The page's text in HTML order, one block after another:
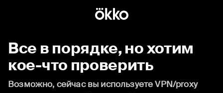
Все в порядке, но хотим
кое-что проверить
Возможно, сейчас вы используете VPN/proxy